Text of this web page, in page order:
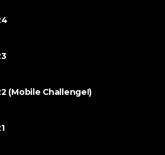
(Mobile Challenge!)